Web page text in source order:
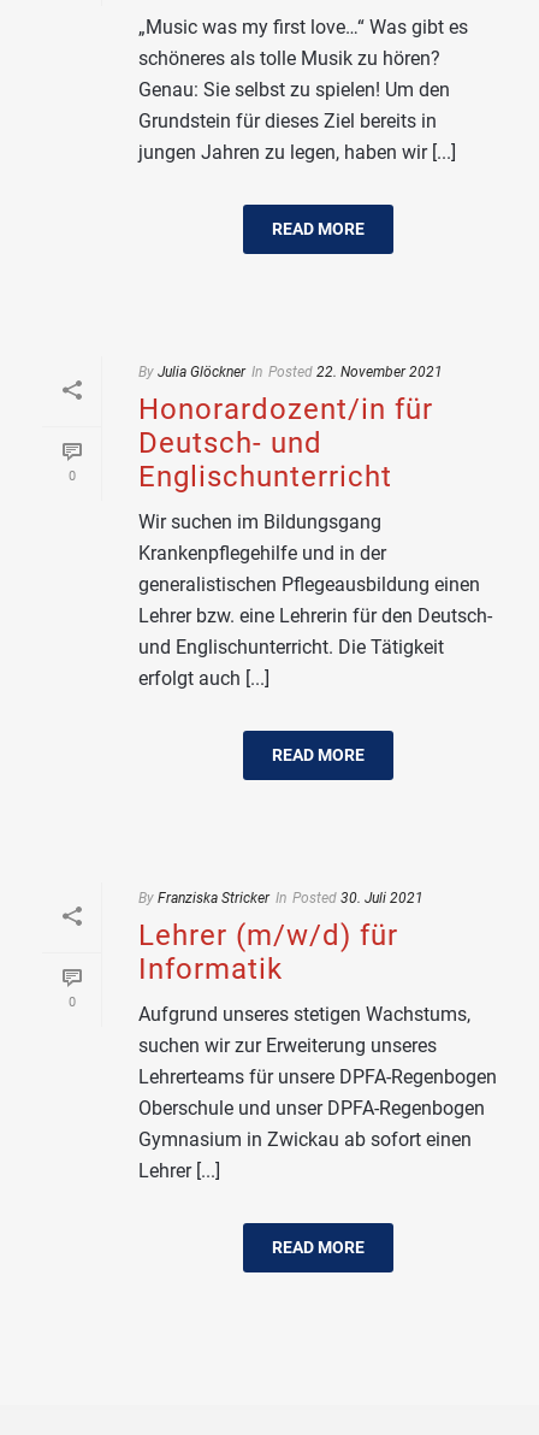
„Music was my first love…“ Was gibt es
schöneres als tolle Musik zu hören?
Genau: Sie selbst zu spielen! Um den
Grundstein für dieses Ziel bereits in
jungen Jahren zu legen, haben wir [...]
READ MORE
0
By Julia Glöckner In Posted 22. November 2021
Honorardozent/in für
Deutsch- und
Englischunterricht
Wir suchen im Bildungsgang
Krankenpflegehilfe und in der
generalistischen Pflegeausbildung einen
Lehrer bzw. eine Lehrerin für den Deutsch-
und Englischunterricht. Die Tätigkeit
erfolgt auch [...]
READ MORE
0
By Franziska Stricker In Posted 30. Juli 2021
Lehrer (m/w/d) für
Informatik
Aufgrund unseres stetigen Wachstums,
suchen wir zur Erweiterung unseres
Lehrerteams für unsere DPFA-Regenbogen
Oberschule und unser DPFA-Regenbogen
Gymnasium in Zwickau ab sofort einen
Lehrer [...]
READ MORE